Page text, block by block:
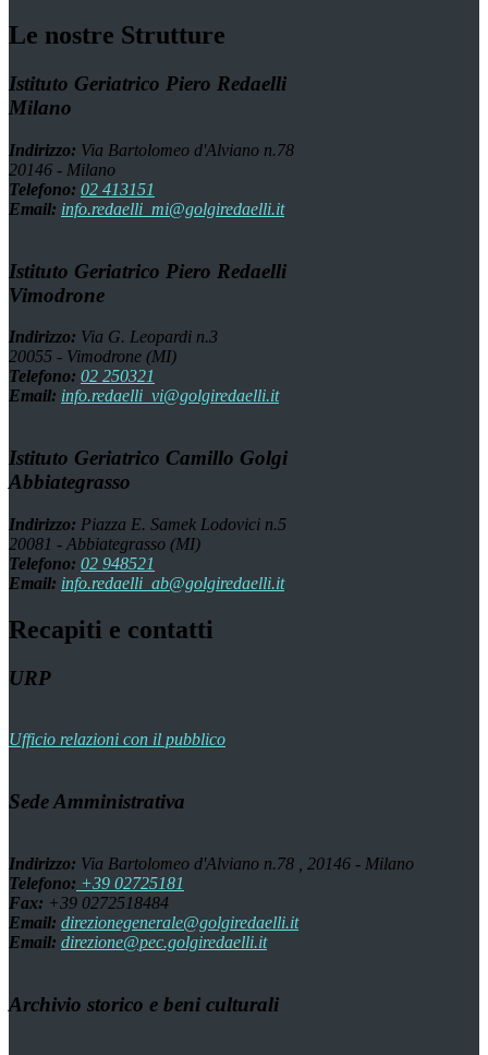
Le nostre Strutture
Istituto Geriatrico Piero Redaelli
Milano
Indirizzo: Via Bartolomeo d'Alviano n.78
20146 - Milano
Telefono: 02 413151
Email: info.redaelli_mi@golgiredaelli.it
Istituto Geriatrico Piero Redaelli
Vimodrone
Indirizzo: Via G. Leopardi n.3
20055 - Vimodrone (MI)
Telefono: 02 250321
Email: info.redaelli_vi@golgiredaelli.it
Istituto Geriatrico Camillo Golgi
Abbiategrasso
Indirizzo: Piazza E. Samek Lodovici n.5
20081 - Abbiategrasso (MI)
Telefono: 02 948521
Email: info.redaelli_ab@golgiredaelli.it
Recapiti e contatti
URP
Ufficio relazioni con il pubblico
Sede Amministrativa
Indirizzo: Via Bartolomeo d'Alviano n.78 , 20146 - Milano
Telefono: +39 02725181
Fax: +39 0272518484
Email: direzionegenerale@golgiredaelli.it
Email: direzione@pec.golgiredaelli.it
Archivio storico e beni culturali